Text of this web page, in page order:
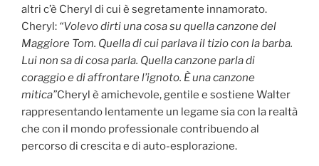
altri c’è Cheryl di cui è segretamente innamorato.
Cheryl: “Volevo dirti una cosa su quella canzone del
Maggiore Tom. Quella di cui parlava il tizio con la barba.
Lui non sa di cosa parla. Quella canzone parla di
coraggio e di affrontare l’ignoto. È una canzone
mitica”Cheryl è amichevole, gentile e sostiene Walter
rappresentando lentamente un legame sia con la realtà
che con il mondo professionale contribuendo al
percorso di crescita e di auto-esplorazione.